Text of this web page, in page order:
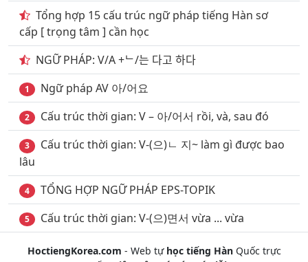
24 . Chuyên ngành may mặc phần 8
25. Chuyên ngành may mặc phần 9
26. Chuyên ngành may mặc phần 10
27. Chuyên ngành may mặc phần 11
28. Chủ đề Chuyên ngành môi trường phần 1
29. Chủ đề Chuyên ngành môi trường phần 2
30. Chủ đề Chuyên ngành nghệ thuật
31. Chuyên ngành thể dục thể thao phần 1
32. Chuyên ngành thể dục thể thao phần 2
. Thời trang & trang phục phần 1
Tổng hợp 15 cấu trúc ngữ pháp tiếng Hàn sơ
cấp [ trọng tâm ] cần học
NGỮ PHÁP: V/A +ᄂ/는 다고 하다
1 Ngữ pháp AV 아/어요
2 Cấu trúc thời gian: V – 아/어서 rồi, và, sau đó
3
Cấu trúc thời gian: V-(으)ㄴ 지~ làm gì được bao
lâu
4 TỔNG HỢP NGỮ PHÁP EPS-TOPIK
5 Cấu trúc thời gian: V-(으)면서 vừa ... vừa
HoctiengKorea.com - Web tự học tiếng HànQuốc trực